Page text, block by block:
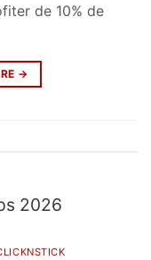
de 10% de
→
2026